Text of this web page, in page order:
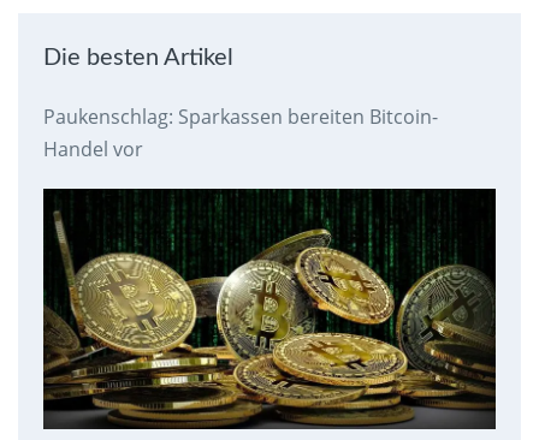
Die besten Artikel
Paukenschlag: Sparkassen bereiten Bitcoin-
Handel vor